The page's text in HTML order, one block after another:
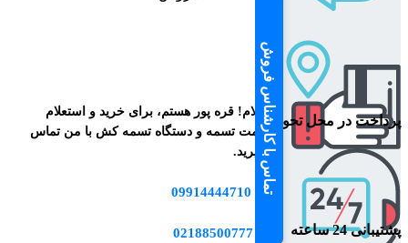
پرداخت در محل تحویل
پشتیبانی 24 ساعته
تماس با کارشناس فروشسلام! قره پور هستم، برای خرید و استعلام
قیمت تسمه و دستگاه تسمه کش با من تماس
بگیرید.
📱
09914444710